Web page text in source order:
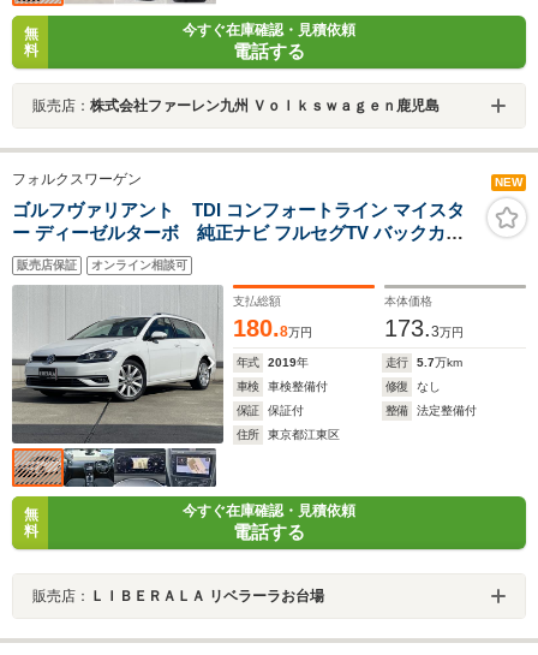
無
料
今すぐ在庫確認・見積依頼
電話する
販売店： 株式会社ファーレン九州 Ｖｏｌｋｓｗａｇｅｎ鹿児島
フォルクスワーゲン NEW
ゴルフヴァリアント TDI コンフォートライン マイスタ
ー ディーゼルターボ 純正ナビ フルセグTV バックカメ
ラ ETC
販売店保証 オンライン相談可
支払総額
180.8万円
本体価格
173.3万円
年式 2019年 走行 5.7万km
車検
車検整備付 修復
なし
保証
保証付 整備
法定整備付
住所
東京都江東区
無
料
今すぐ在庫確認・見積依頼
電話する
販売店： ＬＩＢＥＲＡＬＡ リベラーラお台場